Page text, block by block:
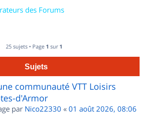
des Forums
25 sujets • Page 1 sur 1
Sujets
communauté VTT Loisirs
d'Armor
par Nico22330 « 01 août 2026, 08:06